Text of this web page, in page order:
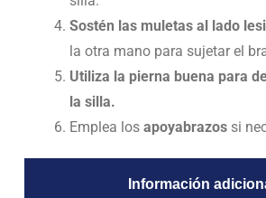
Información
Sostén las muletas al lado
la otra mano para sujetar el
Utiliza la pierna buena para
la silla.
Emplea los apoyabrazossi